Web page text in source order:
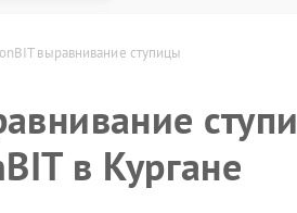
выравнивание ступицы
в Кургане